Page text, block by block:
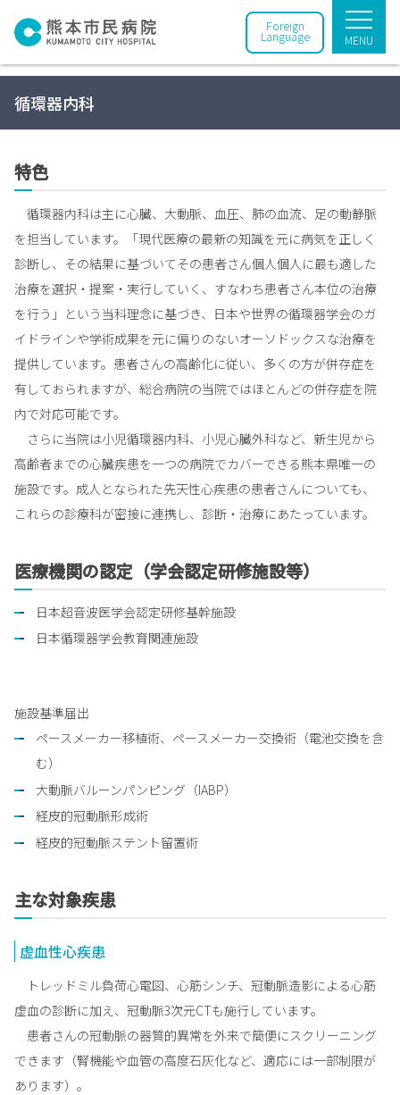
Foreign
Language MENU
循環器内科
特色
循環器内科は主に心臓、大動脈、血圧、肺の血流、足の動静脈
を担当しています。「現代医療の最新の知識を元に病気を正しく
診断し、その結果に基づいてその患者さん個人個人に最も適した
治療を選択・提案・実行していく、すなわち患者さん本位の治療
を行う」という当科理念に基づき、日本や世界の循環器学会のガ
イドラインや学術成果を元に偏りのないオーソドックスな治療を
提供しています。患者さんの高齢化に従い、多くの方が併存症を
有しておられますが、総合病院の当院ではほとんどの併存症を院
内で対応可能です。
さらに当院は小児循環器内科、小児心臓外科など、新生児から
高齢者までの心臓疾患を一つの病院でカバーできる熊本県唯一の
施設です。成人となられた先天性心疾患の患者さんについても、
これらの診療科が密接に連携し、診断・治療にあたっています。
医療機関の認定（学会認定研修施設等）
日本超音波医学会認定研修基幹施設
日本循環器学会教育関連施設
施設基準届出
ペースメーカー移植術、ペースメーカー交換術（電池交換を含
む）
大動脈バルーンパンピング（IABP）
経皮的冠動脈形成術
経皮的冠動脈ステント留置術
主な対象疾患
虚血性心疾患
トレッドミル負荷心電図、心筋シンチ、冠動脈造影による心筋
虚血の診断に加え、冠動脈3次元CTも施行しています。
患者さんの冠動脈の器質的異常を外来で簡便にスクリーニング
できます（腎機能や血管の高度石灰化など、適応には一部制限が
あります）。